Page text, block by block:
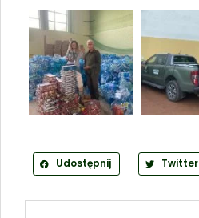
Udostępnij Twitter